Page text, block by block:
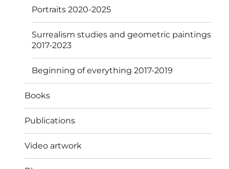
Portraits 2020-2025
Surrealism studies and geometric paintings
2017-2023
Beginning of everything 2017-2019
Books
Publications
Video artwork